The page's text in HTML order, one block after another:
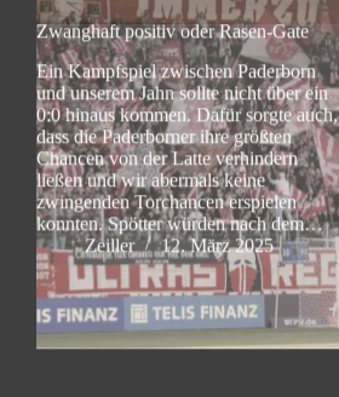
Zwanghaft positiv oder Rasen-Gate
Ein Kampfspiel zwischen Paderborn
und unserem Jahn sollte nicht über ein
0:0 hinaus kommen. Dafür sorgte auch,
dass die Paderborner ihre größten
Chancen von der Latte verhindern
ließen und wir abermals keine
zwingenden Torchancen erspielen
konnten. Spötter würden nach dem…
Zeiller
12. März 2025